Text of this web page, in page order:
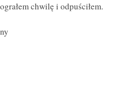
chwilę i odpuściłem.